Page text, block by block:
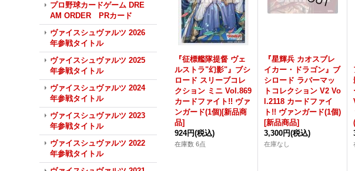
プロ野球カードゲーム DRE
AM ORDER PRカード
ヴァイスシュヴァルツ 2026
年参戦タイトル
ヴァイスシュヴァルツ 2025
年参戦タイトル
ヴァイスシュヴァルツ 2024
年参戦タイトル
ヴァイスシュヴァルツ 2023
年参戦タイトル
ヴァイスシュヴァルツ 2022
年参戦タイトル
『征標艦隊提督 ヴェ
ルストラ"幻影"』ブシ
ロード スリーブコレ
クション ミニ Vol.869
カードファイト!! ヴァ
ンガード(1個)[新品商
品]
924円(税込)
在庫数 6点
『星輝兵 カオスブレ
イカー・ドラゴン』ブ
シロード ラバーマッ
トコレクション V2 Vo
l.2118 カードファイ
ト!! ヴァンガード(1個)
[新品商品]
3,300円(税込)
在庫なし